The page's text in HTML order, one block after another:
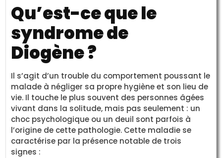
Qu’est-ce que le
syndrome de
Diogène ?
Il s’agit d’un trouble du comportement poussant le
malade à négliger sa propre hygiène et son lieu de
vie. Il touche le plus souvent des personnes âgées
vivant dans la solitude, mais pas seulement : un
choc psychologique ou un deuil sont parfois à
l’origine de cette pathologie. Cette maladie se
caractérise par la présence notable de trois
signes :